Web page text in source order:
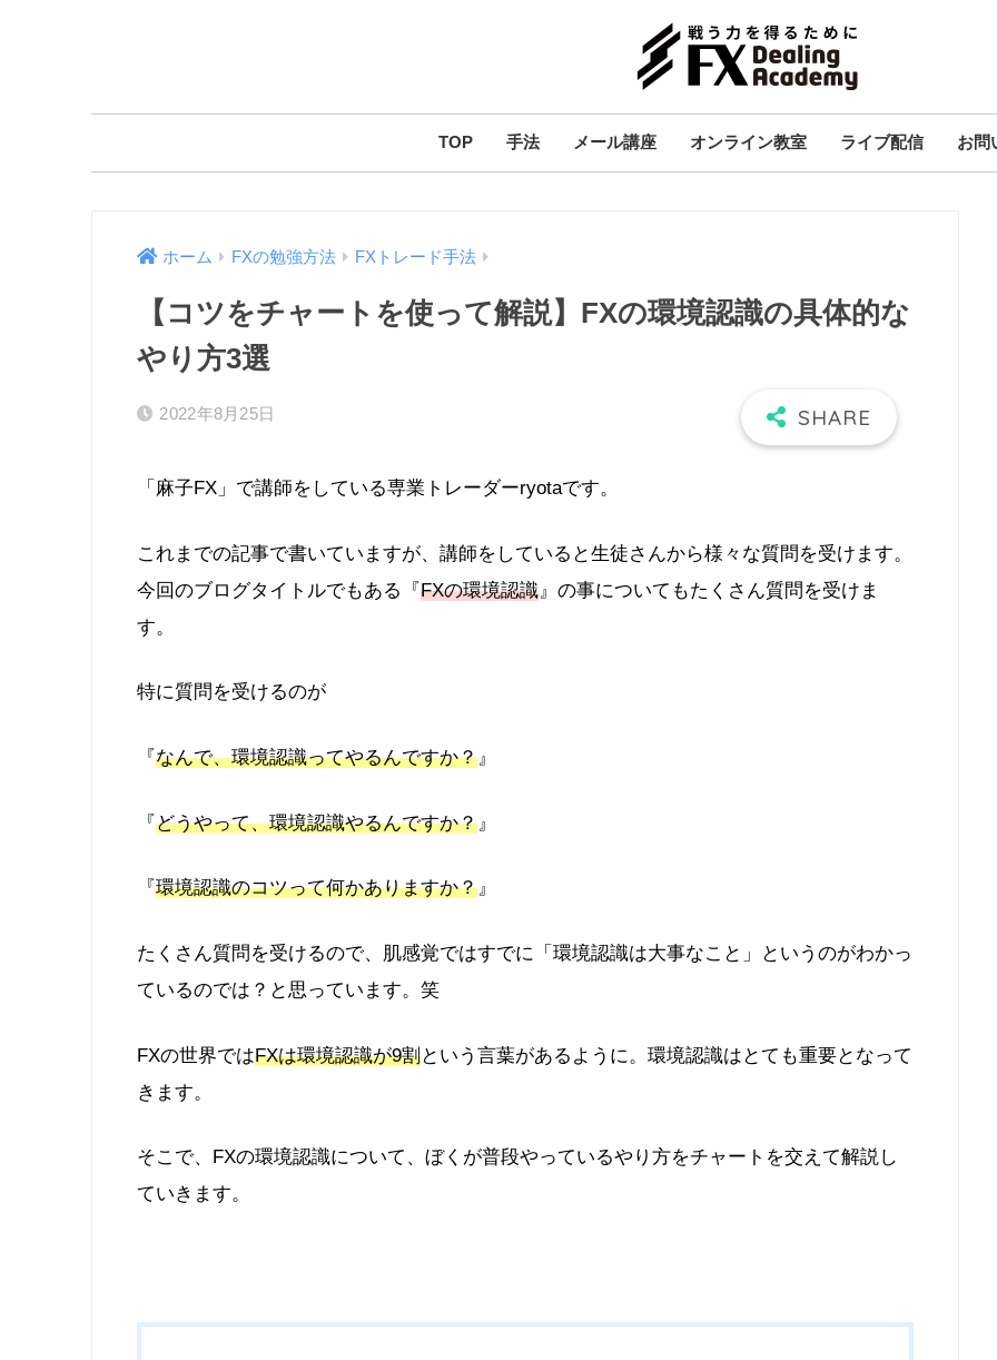
TOP 手法 メール講座 オンライン教室 ライブ配信 お問
ホーム FXの勉強方法 FXトレード手法
【コツをチャートを使って解説】FXの環境認識の具体的な
やり方3選
2022年8月25日
「麻子FX」で講師をしている専業トレーダーryotaです。
これまでの記事で書いていますが、講師をしていると生徒さんから様々な質問を受けます。
今回のブログタイトルでもある『FXの環境認識 』の事についてもたくさん質問を受けま
す。
特に質問を受けるのが
『なんで、環境認識ってやるんですか？』
『どうやって、環境認識やるんですか？ 』
『環境認識のコツって何かありますか？』
たくさん質問を受けるので、肌感覚ではすでに「環境認識は大事なこと」というのがわかっ
ているのでは？と思っています。笑
FXの世界ではFXは環境認識が9割という言葉があるように。環境認識はとても重要となって
きます。
そこで、FXの環境認識について、ぼくが普段やっているやり方をチャートを交えて解説し
ていきます。